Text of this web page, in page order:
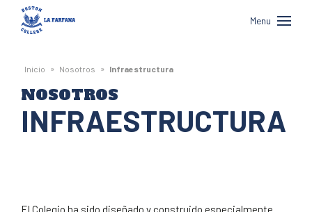
Boston
College
La
Farfana
Menu
Inicio » Nosotros » Infraestructura
NOSOTROS
INFRAESTRUCTURA